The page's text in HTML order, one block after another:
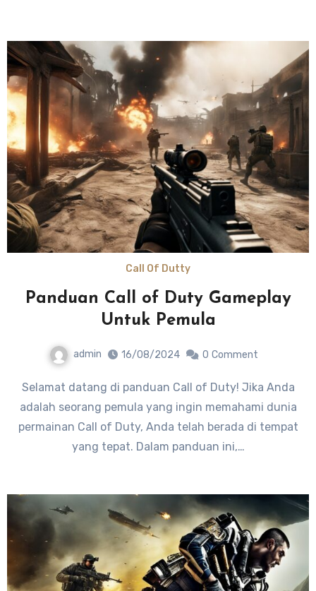
Call Of Dutty
Panduan Call of Duty Gameplay
Untuk Pemula
admin 16/08/2024 0 Comment
Selamat datang di panduan Call of Duty! Jika Anda
adalah seorang pemula yang ingin memahami dunia
permainan Call of Duty, Anda telah berada di tempat
yang tepat. Dalam panduan ini,…